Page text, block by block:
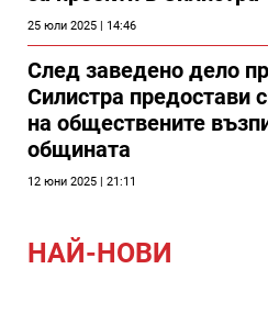
25 юли 2025 | 14:46
След заведено дело
Силистра предостави
на обществените
общината
12 юни 2025 | 21:11
НАЙ-НОВИ